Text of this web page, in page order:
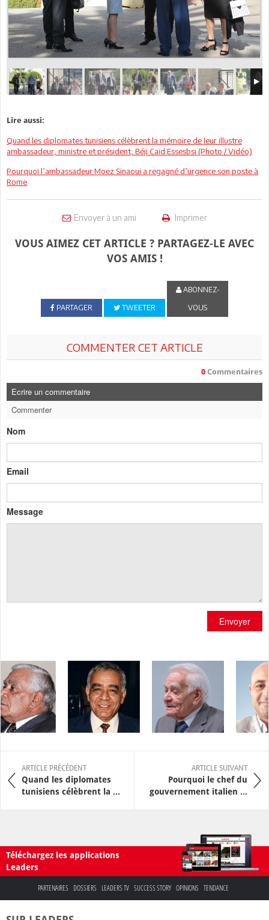
Lire aussi:
Quand les diplomates tunisiens célèbrent la mémoire de leur illustre
ambassadeur, ministre et président, Béji Caïd Essesbsi (Photo / Vidéo)
Pourquoi l’ambassadeur Moez Sinaoui a regagné d’urgence son poste à
Rome
Envoyer à un ami Imprimer
VOUS AIMEZ CET ARTICLE ? PARTAGEZ-LE AVEC
VOS AMIS !
PARTAGER TWEETER
ABONNEZ-
VOUS
COMMENTER CET ARTICLE
0 Commentaires
Ecrire un commentaire
Commenter
Nom
Email
Message
Envoyer
ARTICLE PRÉCÉDENT
Quand les diplomates
tunisiens célèbrent la ...
ARTICLE SUIVANT
Pourquoi le chef du
gouvernement italien ...
Téléchargez les applications
Leaders
PARTENAIRES DOSSIERS LEADERS TV SUCCESS STORY OPINIONS TENDANCE